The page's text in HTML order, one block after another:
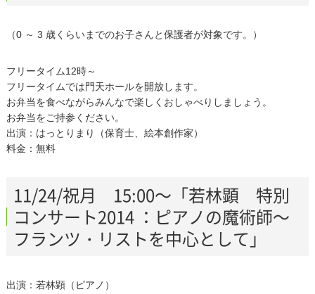
（0 ～ 3 歳くらいまでのお子さんと保護者が対象です。）
フリータイム12時～
フリータイムでは門天ホールを開放します。
お弁当を食べながらみんなで楽しくおしゃべりしましょう。
お弁当をご持参ください。
出演：はっとりまり（保育士、絵本創作家）
料金：無料
11/24/祝月 15:00～「若林顕 特別
コンサート2014 ：ピアノの魔術師～
フランツ・リストを中心として」
出演：若林顕（ピアノ）